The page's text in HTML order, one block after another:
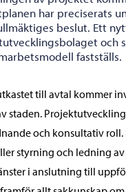
har preciserats
beslut. Ett
och
fastställs.
till avtal kommer
staden.
och konsultativ roll.
styrning och ledning
i anslutning till